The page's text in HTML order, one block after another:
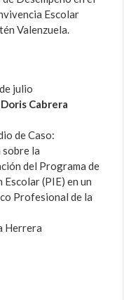
Escolar
Valenzuela.
julio
Doris Cabrera
de Caso:
sobre la
del Programa de
(PIE) en un
Profesional de la
Herrera